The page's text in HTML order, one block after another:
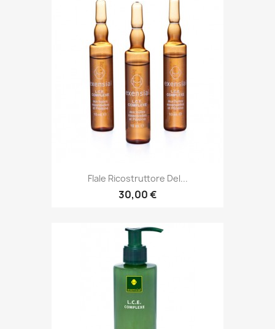
FIale Ricostruttore Del...
30,00 €